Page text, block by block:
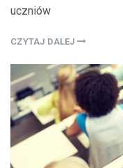
uczniów
CZYTAJ DALEJ